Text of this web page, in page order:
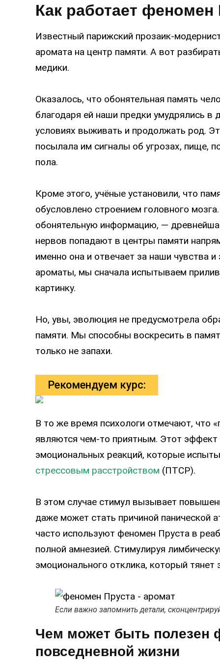
Как работает феномен
Известный парижский прозаик-
аромата на центр памяти. А вот
медики.
Оказалось, что обонятельная память
благодаря ей наши предки умудрялись в
условиях выживать и продолжать род.
посылала им сигналы об угрозах, пище,
пола.
Кроме этого, учёные установили, что
обусловлено строением головного
обонятельную информацию, —
нервов попадают в центры памяти
именно она и отвечает за наши чувства
ароматы, мы сначала испытываем
картинку.
Но, увы, эволюция не предусмотрела
памяти. Мы способны воскресить в
только не запахи.
Рекомендуем курс:
В то же время психологи отмечают, что
являются чем-то приятным. Этот эффект
эмоциональных реакций, которые
стрессовым расстройством (ПТСР).
В этом случае стимул вызывает
даже может стать причиной панической
часто используют феномен Пруста в
полной амнезией. Стимулируя
эмоционального отклика, который тянет
Если важно запомнить детали,
Чем может быть полезен
повседневной жизни